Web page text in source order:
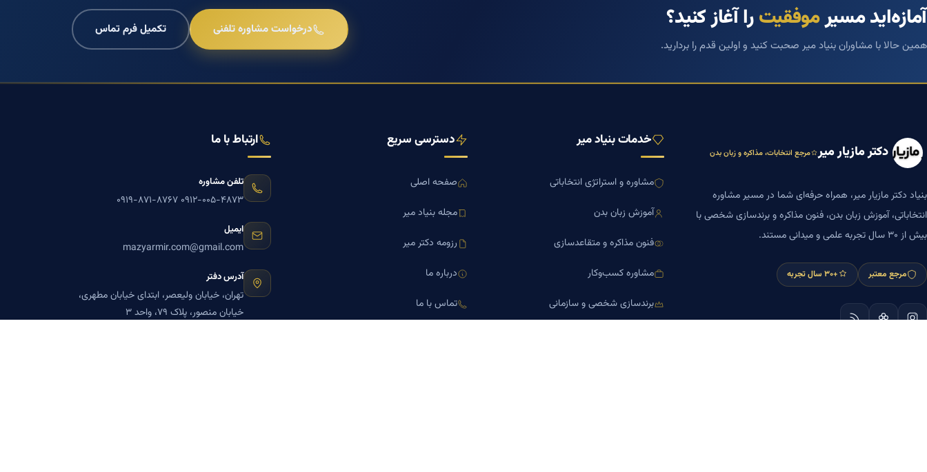
آمازه‌اید مسیرموفقیترا آغاز کنید؟
همین حالا با مشاوران بنیاد میر صحبت کنید و اولین قدم را بردارید.
درخواست مشاوره تلفنی تکمیل فرم تماس
دکتر مازیار میر مرجع انتخابات، مذاکره و زبان بدن
بنیاد دکتر مازیار میر، همراه حرفه‌ای شما در مسیر مشاوره
انتخاباتی، آموزش زبان بدن، فنون مذاکره و برندسازی شخصی با
بیش از ۳۰ سال تجربه علمی و میدانی مستند.
مرجع معتبر +۳۰ سال تجربه
خدمات بنیاد میر
مشاوره و استراتژی انتخاباتی
آموزش زبان بدن
فنون مذاکره و متقاعدسازی
مشاوره کسب‌وکار
برندسازی شخصی و سازمانی
دسترسی سریع
صفحه اصلی
مجله بنیاد میر
رزومه دکتر میر
درباره ما
تماس با ما
ارتباط با ما
تلفن مشاوره
۰۹۱۲-۰۰۵-۴۸۷۳ ۰۹۱۹-۸۷۱-۸۷۶۷
ایمیل
mazyarmir.com@gmail.com
آدرس دفتر
تهران، خیابان ولیعصر، ابتدای خیابان مطهری،
خیابان منصور، پلاک ۷۹، واحد ۳